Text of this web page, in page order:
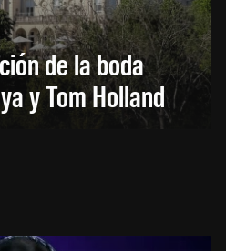
de la boda
y Tom Holland